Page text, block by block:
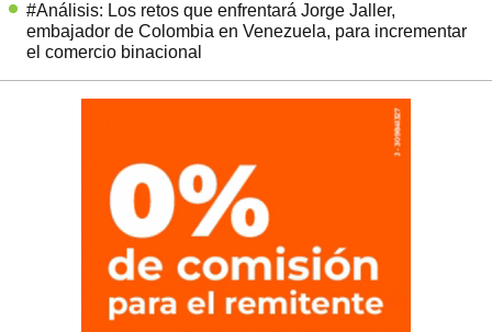
#Análisis: Los retos que enfrentará Jorge Jaller,
embajador de Colombia en Venezuela, para incrementar
el comercio binacional